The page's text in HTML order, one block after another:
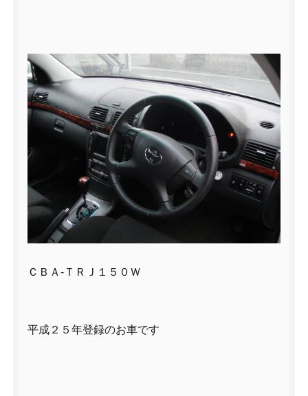
ＣＢＡ-ＴＲＪ１５０Ｗ
平成２５年登録のお車です